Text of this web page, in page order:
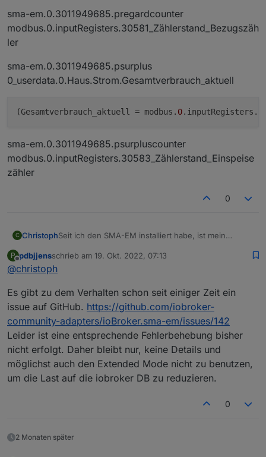
sma-em.0.3011949685.pregardcounter
modbus.0.inputRegisters.30581_Zählerstand_Bezugszäh
ler
sma-em.0.3011949685.psurplus
0_userdata.0.Haus.Strom.Gesamtverbrauch_aktuell
(Gesamtverbrauch_aktuell = modbus. 0.inputRegisters.
sma-em.0.3011949685.psurpluscounter
modbus.0.inputRegisters.30583_Zählerstand_Einspeise
zähler
0
C ChristophSeit ich den SMA-EM installiert habe, ist mein
Die VIS schläft auch nach einer gewissen zeit ein,
Prozessorlast immer so um 50%
Proxmox Host ist ein Nuc i3 mit 16 GB
Tripower 8.0 SE lesen kann, habe ich ihn mal
testweise ausgeschaltet. Siehe da. Prozessorlast bei
Ich gehe davon aus, das der Adapter auf jeden
Multicast reagiert und dadurch ziemlich
ressourcenhungrig ist.
sma-em.0.3011949685.pregard
modbus.0.inputRegisters.30865_Leistung_Bezug
sma-em.0.3011949685.pregardcounter
modbus.0.inputRegisters.30581_Zählerstand_Bezugs
sma-em.0.3011949685.psurplus
0_userdata.0.Haus.Strom.Gesamtverbrauch_aktuell
sezähler
P
Offline
pdbjjensschrieb am 19. Okt. 2022, 07:13
zuletzt editiert von
@christoph
Es gibt zu dem Verhalten schon seit einiger Zeit ein
issue auf GitHub. https://github.com/iobroker-
community-adapters/ioBroker.sma-em/issues/142
Leider ist eine entsprechende Fehlerbehebung bisher
nicht erfolgt. Daher bleibt nur, keine Details und
möglichst auch den Extended Mode nicht zu benutzen,
um die Last auf die iobroker DB zu reduzieren.
0
2 Monaten später